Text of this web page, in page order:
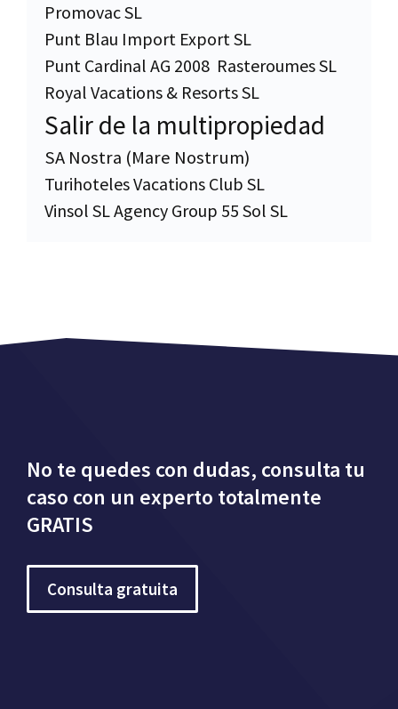
Promovac SL
Punt Blau Import Export SL
Punt Cardinal AG 2008 Rasteroumes SL
Royal Vacations & Resorts SL
Salir de la multipropiedad
SA Nostra (Mare Nostrum)
Turihoteles Vacations Club SL
Vinsol SL Agency Group 55 Sol SL
No te quedes con dudas, consulta tu
caso con un experto totalmente
GRATIS
Consulta gratuita